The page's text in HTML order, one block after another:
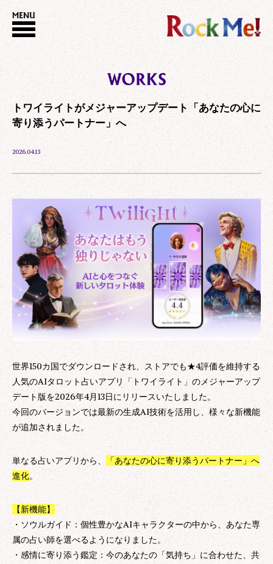
トワイライトがメジャーアップデート「あなたの心に
寄り添うパートナー」へ
2026.04.13
世界150カ国でダウンロードされ、ストアでも★4評価を維持する
人気のAIタロット占いアプリ「トワイライト」のメジャーアップ
デート版を2026年4月13日にリリースいたしました。
今回のバージョンでは最新の生成AI技術を活用し、様々な新機能
が追加されました。
単なる占いアプリから、
「あなたの心に寄り添うパートナー」へ
進化。
【新機能】
・ソウルガイド：個性豊かなAIキャラクターの中から、あなた専
属の占い師を選べるようになりました。
・感情に寄り添う鑑定：今のあなたの「気持ち」に合わせた、共